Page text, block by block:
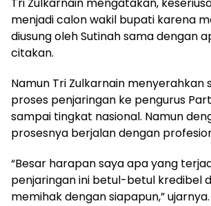
Tri Zulkarnain mengatakan,
menjadi calon wakil bupati karena
diusung oleh Sutinah sama dengan
citakan.
Namun Tri Zulkarnain menyerahkan
proses penjaringan ke pengurus
sampai tingkat nasional. Namun
prosesnya berjalan dengan
“Besar harapan saya apa yang
penjaringan ini betul-betul kredibel
memihak dengan siapapun,” ujarnya.